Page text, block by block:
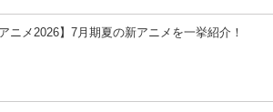
アニメ2026】7月期夏の新アニメを一挙紹介！